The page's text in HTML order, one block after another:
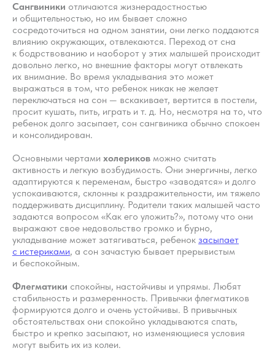
Сангвиники отличаются жизнерадостностью
и общительностью, но им бывает сложно
сосредоточиться на одном занятии, они легко поддаются
влиянию окружающих, отвлекаются. Переход от сна
к бодрствованию и наоборот у этих малышей происходит
довольно легко, но внешние факторы могут отвлекать
их внимание. Во время укладывания это может
выражаться в том, что ребенок никак не желает
переключаться на сон — вскакивает, вертится в постели,
просит кушать, пить, играть и т. д. Но, несмотря на то, что
ребенок долго засыпает, сон сангвиника обычно спокоен
и консолидирован.
Основными чертами холериков можно считать
активность и легкую возбудимость. Они энергичны, легко
адаптируются к переменам, быстро «заводятся» и долго
успокаиваются, склонны к раздражительности, им тяжело
поддерживать дисциплину. Родители таких малышей часто
задаются вопросом «Как его уложить?», потому что они
выражают свое недовольство громко и бурно,
укладывание может затягиваться, ребенок засыпает
с истериками, а сон зачастую бывает прерывистым
и беспокойным.
Флегматики спокойны, настойчивы и упрямы. Любят
стабильность и размеренность. Привычки флегматиков
формируются долго и очень устойчивы. В привычных
обстоятельствах они спокойно укладываются спать,
быстро и крепко засыпают, но изменяющиеся условия
могут выбить их из колеи.